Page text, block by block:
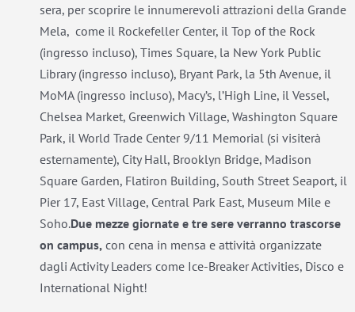
sera, per scoprire le innumerevoli attrazioni della Grande
Mela, come il Rockefeller Center, il Top of the Rock
(ingresso incluso), Times Square, la New York Public
Library (ingresso incluso), Bryant Park, la 5th Avenue, il
MoMA (ingresso incluso), Macy’s, l’High Line, il Vessel,
Chelsea Market, Greenwich Village, Washington Square
Park, il World Trade Center 9/11 Memorial (si visiterà
esternamente), City Hall, Brooklyn Bridge, Madison
Square Garden, Flatiron Building, South Street Seaport, il
Pier 17, East Village, Central Park East, Museum Mile e
Soho.Due mezze giornate e tre sere verranno trascorse
on campus, con cena in mensa e attività organizzate
dagli Activity Leaders come Ice-Breaker Activities, Disco e
International Night!